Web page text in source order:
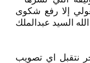
إلا رفع شكوى
السيد عبدالملك
نتقبل اي تصويب